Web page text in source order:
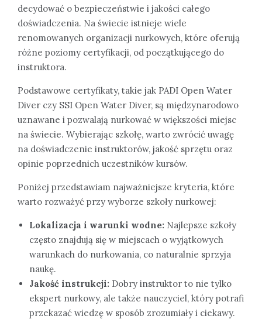
decydować o bezpieczeństwie i jakości całego
doświadczenia. Na świecie istnieje wiele
renomowanych organizacji nurkowych, które oferują
różne poziomy certyfikacji, od początkującego do
instruktora.
Podstawowe certyfikaty, takie jak PADI Open Water
Diver czy SSI Open Water Diver, są międzynarodowo
uznawane i pozwalają nurkować w większości miejsc
na świecie. Wybierając szkołę, warto zwrócić uwagę
na doświadczenie instruktorów, jakość sprzętu oraz
opinie poprzednich uczestników kursów.
Poniżej przedstawiam najważniejsze kryteria, które
warto rozważyć przy wyborze szkoły nurkowej:
Lokalizacja i warunki wodne: Najlepsze szkoły
często znajdują się w miejscach o wyjątkowych
warunkach do nurkowania, co naturalnie sprzyja
naukę.
Jakość instrukcji: Dobry instruktor to nie tylko
ekspert nurkowy, ale także nauczyciel, który potrafi
przekazać wiedzę w sposób zrozumiały i ciekawy.